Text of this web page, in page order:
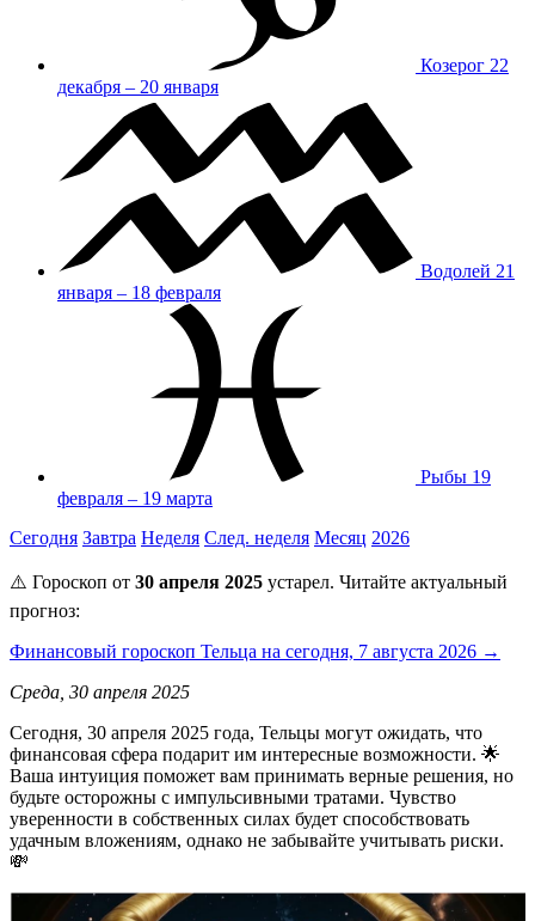
Козерог 22
декабря – 20 января
Водолей 21
января – 18 февраля
Рыбы 19
февраля – 19 марта
Сегодня Завтра Неделя След. неделя Месяц 2026
⚠️ Гороскоп от 30 апреля 2025 устарел. Читайте актуальный
прогноз:
Финансовый гороскоп Тельца на сегодня, 7 августа 2026 →
Среда, 30 апреля 2025
Сегодня, 30 апреля 2025 года, Тельцы могут ожидать, что
финансовая сфера подарит им интересные возможности. 🌟
Ваша интуиция поможет вам принимать верные решения, но
будьте осторожны с импульсивными тратами. Чувство
уверенности в собственных силах будет способствовать
удачным вложениям, однако не забывайте учитывать риски.
💸